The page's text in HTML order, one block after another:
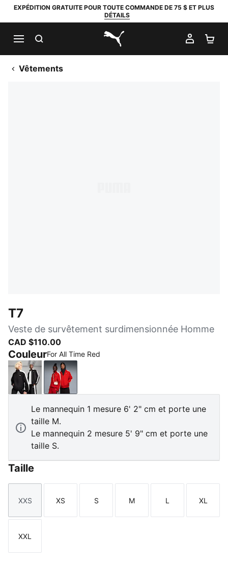
EXPÉDITION GRATUITE POUR TOUTE COMMANDE DE 75 $ ET PLUS
DÉTAILS
PUMA.com
MON
Vêtements
T7
Veste de survêtement surdimensionnée Homme
CAD $110.00
CouleurFor All Time Red
PUMA BlackFor All Time Red
Le mannequin 1 mesure 6' 2" cm et porte une
taille M.
Le mannequin 2 mesure 5' 9" cm et porte une
taille S.
Taille
Taille
XXS
Taille
XS
Taille
S
Taille
M
Taille
L
Taille
XL
Taille
XXL